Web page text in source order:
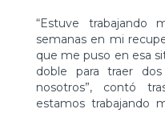
“Estuve trabajando
semanas en mi
que me puso en esa
doble para traer
nosotros”, contó
estamos trabajando